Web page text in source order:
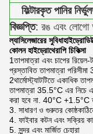
ফিল্টারকৃত পানির
বিজ্ঞপ্তি: রঙ এবং লোগো
ল্যাসিলেজারের সুবিধা
কোলন হাইড্রোথেরাপি চিকিত্সা
1তাপমাত্রা এবং চাপের রিয়েল-
প্রস্তাবিত তাপমাত্রা
2থার্মোস্ট্যাটটিতে একাধিক
তাপমাত্রা 35.5°C এর নিচে
করা হবে না. 40°C +1.5°C
3. সাধারণ ও গুরুতর
4. ফাইবার কটন এবং সক্রিয়
5. সুন্দর এবং মার্জিত চেহারা